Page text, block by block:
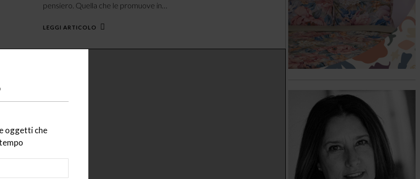
pensiero. Quella che le promuove in…
LEGGI ARTICOLO
con tecnologie all’avanguardia. Le ultime collezioni parlano di una
Anna Caldera - Direttore
oggetti che